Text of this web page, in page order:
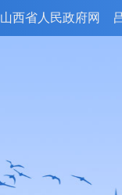
山西省人民政府网